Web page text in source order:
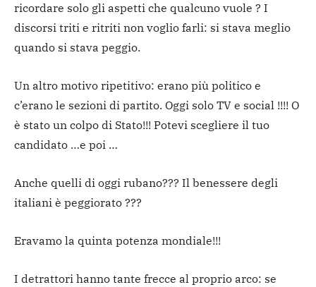
ricordare solo gli aspetti che qualcuno vuole ? I
discorsi triti e ritriti non voglio farli: si stava meglio
quando si stava peggio.
Un altro motivo ripetitivo: erano più politico e
c’erano le sezioni di partito. Oggi solo TV e social !!!! O
è stato un colpo di Stato!!! Potevi scegliere il tuo
candidato …e poi …
Anche quelli di oggi rubano??? Il benessere degli
italiani è peggiorato ???
Eravamo la quinta potenza mondiale!!!
I detrattori hanno tante frecce al proprio arco: se